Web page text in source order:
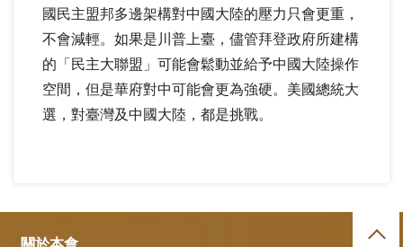
國民主盟邦多邊架構對中國大陸的壓力只會更重，
不會減輕。如果是川普上臺，儘管拜登政府所建構
的「民主大聯盟」可能會鬆動並給予中國大陸操作
空間，但是華府對中可能會更為強硬。美國總統大
選，對臺灣及中國大陸，都是挑戰。
關於本會